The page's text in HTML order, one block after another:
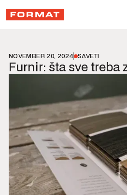
NOVEMBER 20, 2024 SAVETI
Furnir: šta sve treba